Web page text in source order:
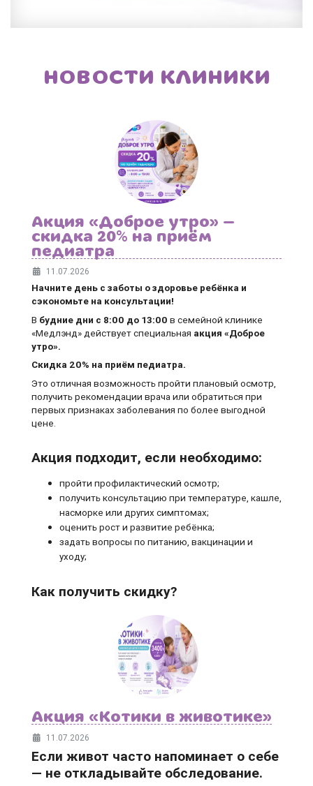
НОВОСТИ КЛИНИКИ
Акция «Доброе утро» —
скидка 20% на приём
педиатра
11.07.2026
Начните день с заботы о здоровье ребёнка и
сэкономьте на консультации!
В будние дни с 8:00 до 13:00 в семейной клинике
«Медлэнд» действует специальная акция «Доброе
утро».
Скидка 20% на приём педиатра.
Это отличная возможность пройти плановый осмотр,
получить рекомендации врача или обратиться при
первых признаках заболевания по более выгодной
цене.
Акция подходит, если необходимо:
пройти профилактический осмотр;
получить консультацию при температуре, кашле,
насморке или других симптомах;
оценить рост и развитие ребёнка;
задать вопросы по питанию, вакцинации и
уходу;
Как получить скидку?
Акция «Котики в животике»
11.07.2026
Если живот часто напоминает о себе
— не откладывайте обследование.